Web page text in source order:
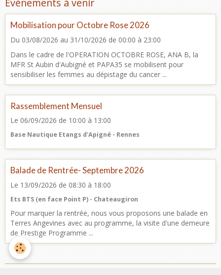
Mobilisation pour Octobre Rose 2026
Du 03/08/2026 au 31/10/2026 de 00:00 à 23:00
Dans le cadre de l'OPERATION OCTOBRE ROSE, ANA B, la
MFR St Aubin d'Aubigné et PAPA35 se mobilisent pour
sensibiliser les femmes au dépistage du cancer ...
Rassemblement Mensuel
Le 06/09/2026 de 10:00 à 13:00
Base Nautique Etangs d'Apigné - Rennes
Balade de Rentrée- Septembre 2026
Le 13/09/2026 de 08:30 à 18:00
Ets BTS (en face Point P) - Chateaugiron
Pour marquer la rentrée, nous vous proposons une balade en
Terres Angevines avec au programme, la visite d'une demeure
de Prestige Programme ...